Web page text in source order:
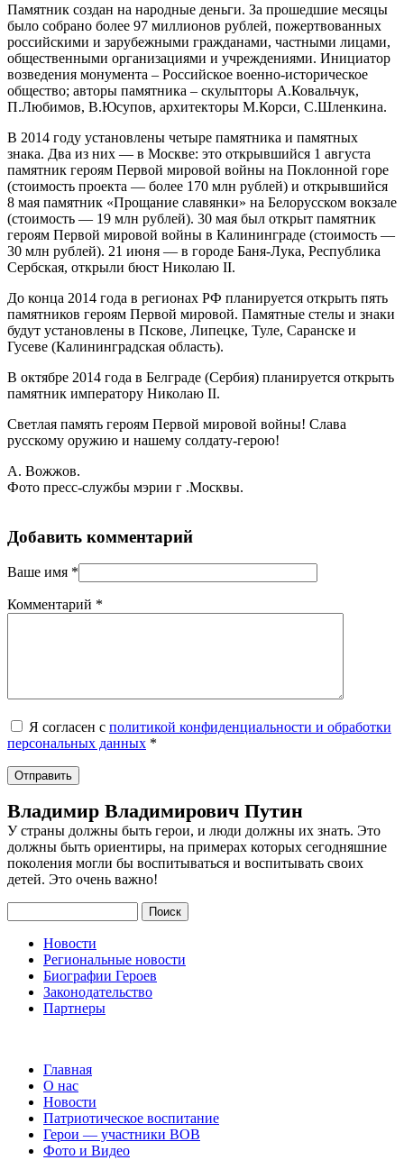
Памятник создан на народные деньги. За прошедшие месяцы
было собрано более 97 миллионов рублей, пожертвованных
российскими и зарубежными гражданами, частными лицами,
общественными организациями и учреждениями. Инициатор
возведения монумента – Российское военно-историческое
общество; авторы памятника – скульпторы А.Ковальчук,
П.Любимов, В.Юсупов, архитекторы М.Корси, С.Шленкина.
В 2014 году установлены четыре памятника и памятных
знака. Два из них — в Москве: это открывшийся 1 августа
памятник героям Первой мировой войны на Поклонной горе
(стоимость проекта — более 170 млн рублей) и открывшийся
8 мая памятник «Прощание славянки» на Белорусском вокзале
(стоимость — 19 млн рублей). 30 мая был открыт памятник
героям Первой мировой войны в Калининграде (стоимость —
30 млн рублей). 21 июня — в городе Баня-Лука, Республика
Сербская, открыли бюст Николаю II.
До конца 2014 года в регионах РФ планируется открыть пять
памятников героям Первой мировой. Памятные стелы и знаки
будут установлены в Пскове, Липецке, Туле, Саранске и
Гусеве (Калининградская область).
В октябре 2014 года в Белграде (Сербия) планируется открыть
памятник императору Николаю II.
Светлая память героям Первой мировой войны! Слава
русскому оружию и нашему солдату-герою!
А. Вожжов.
Фото пресс-службы мэрии г .Москвы.
Добавить комментарий
Ваше имя *
Комментарий *
Я согласен с политикой конфиденциальности и обработки
персональных данных *
Владимир Владимирович Путин
У страны должны быть герои, и люди должны их знать. Это
должны быть ориентиры, на примерах которых сегодняшние
поколения могли бы воспитываться и воспитывать своих
детей. Это очень важно!
Поиск
Новости
Региональные новости
Биографии Героев
Законодательство
Партнеры
Главная
О нас
Новости
Патриотическое воспитание
Герои — участники ВОВ
Фото и Видео